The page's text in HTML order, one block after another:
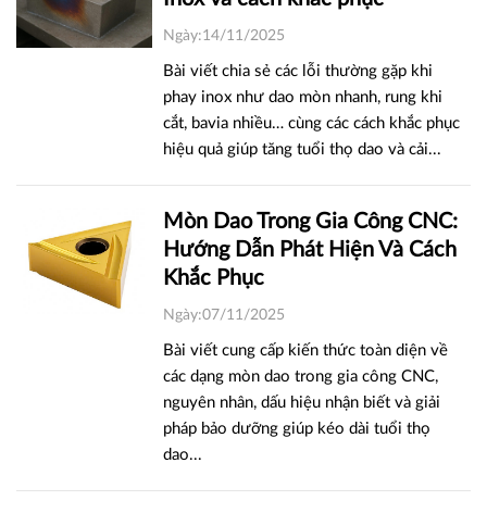
Ngày:14/11/2025
Bài viết chia sẻ các lỗi thường gặp khi
phay inox như dao mòn nhanh, rung khi
cắt, bavia nhiều… cùng các cách khắc phục
hiệu quả giúp tăng tuổi thọ dao và cải...
Mòn Dao Trong Gia Công CNC:
Hướng Dẫn Phát Hiện Và Cách
Khắc Phục
Ngày:07/11/2025
Bài viết cung cấp kiến thức toàn diện về
các dạng mòn dao trong gia công CNC,
nguyên nhân, dấu hiệu nhận biết và giải
pháp bảo dưỡng giúp kéo dài tuổi thọ
dao...